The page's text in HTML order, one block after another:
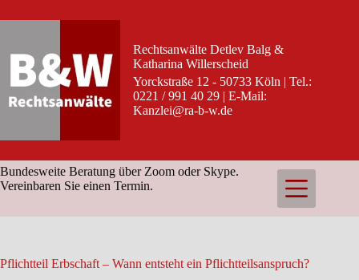
Inhalt
Rechtsanwälte Detlev Balg &
Katharina Willerscheid
Yorckstraße 12 - 50733 Köln | Tel.:
0221 / 991 40 29 | E-Mail:
Kanzlei@ra-b-w.de
Bundesweite Beratung über Zoom oder Skype.
Vereinbaren Sie einen Termin.
Pflichtteil Erbschaft – Wann entsteht ein Pflichtteilsanspruch?